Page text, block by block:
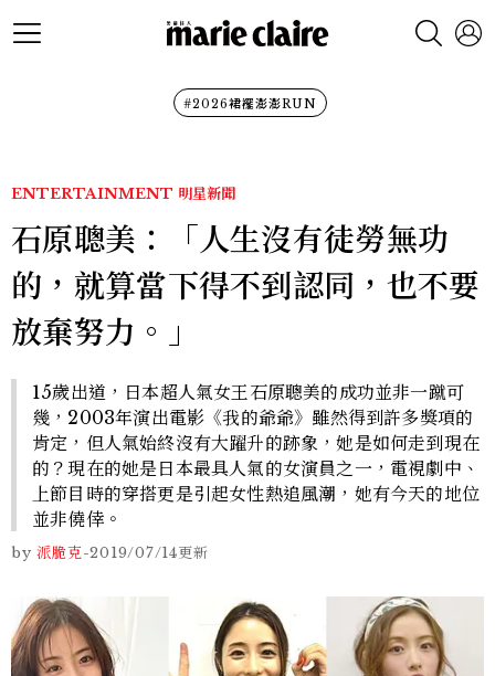
#2026裙襬澎澎RUN
ENTERTAINMENT 明星新聞
石原聰美：「人生沒有徒勞無功
的，就算當下得不到認同，也不要
放棄努力。」
15歲出道，日本超人氣女王石原聰美的成功並非一蹴可
幾，2003年演出電影《我的爺爺》雖然得到許多獎項的
肯定，但人氣始終沒有大躍升的跡象，她是如何走到現在
的？現在的她是日本最具人氣的女演員之一，電視劇中、
上節目時的穿搭更是引起女性熱追風潮，她有今天的地位
並非僥倖。
by 派脆克-2019/07/14更新